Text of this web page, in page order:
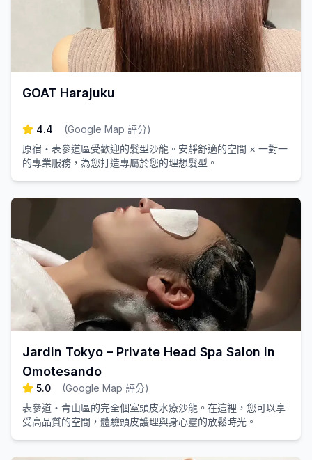
GOAT Harajuku
4.4 (Google Map 評分)
原宿・表參道區受歡迎的髮型沙龍。安靜舒適的空間 × 一對一
的專業服務，為您打造專屬於您的理想髮型。
Jardin Tokyo – Private Head Spa Salon in
Omotesando
5.0 (Google Map 評分)
表參道・青山區的完全個室頭皮水療沙龍。在這裡，您可以享
受高品質的空間，體驗頭皮護理與身心靈的放鬆時光。